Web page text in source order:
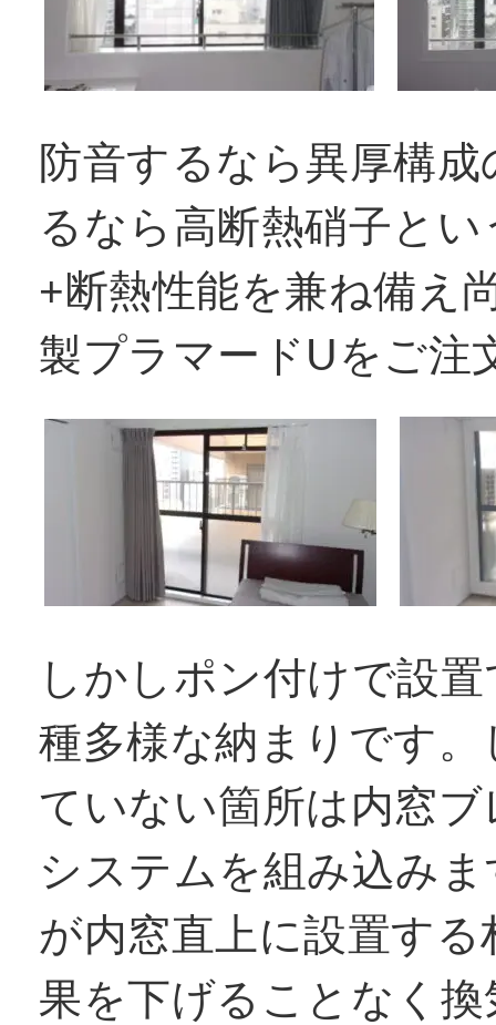
防音するなら異厚構
るなら高断熱硝子と
+断熱性能を兼ね備え
製プラマードUをご注
しかしポン付けで設
種多様な納まりです
ていない箇所は内窓
システムを組み込み
が内窓直上に設置す
果を下げることなく